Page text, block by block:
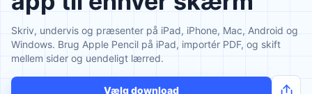
Skriv, undervis og præsenter på iPad, iPhone, Mac, Android og
Windows. Brug Apple Pencil på iPad, importér PDF, og skift
mellem sider og uendeligt lærred.
Vælg download